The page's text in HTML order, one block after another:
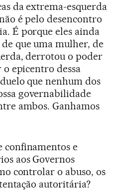
da extrema-esquerda
é pelo desencontro
É porque eles ainda
que uma mulher, de
derrotou o poder
epicentro dessa
que nenhum dos
governabilidade
ambos. Ganhamos
e
aos Governos
controlar o abuso, os
autoritária?